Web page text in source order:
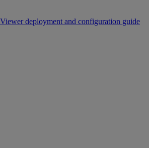
deployment and configuration guide